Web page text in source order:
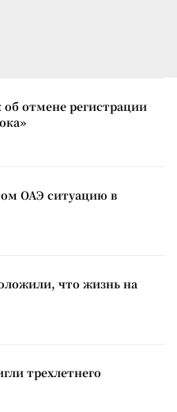
отмене регистрации
ОАЭ ситуацию в
что жизнь на
трехлетнего